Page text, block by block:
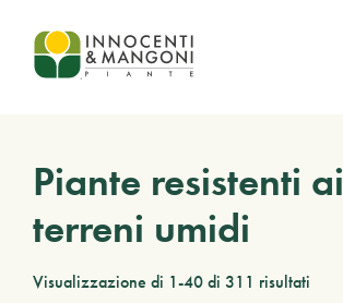
Skip to main content
Piante resistenti ai
terreni umidi
Visualizzazione di 1-40 di 311 risultati